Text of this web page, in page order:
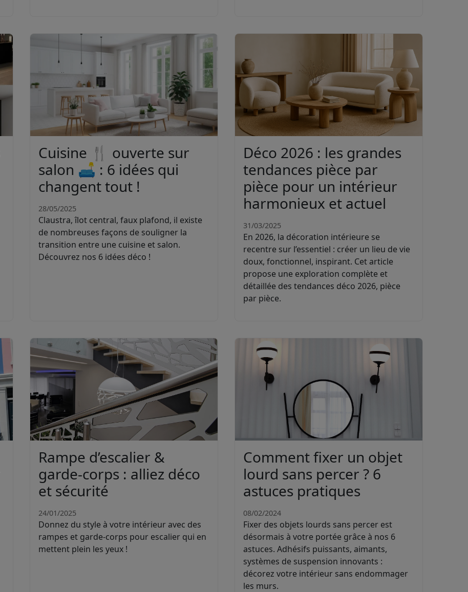
Cuisine 🍴 ouverte sur
salon 🛋️ : 6 idées qui
changent tout !
28/05/2025
Claustra, îlot central, faux plafond, il existe
de nombreuses façons de souligner la
transition entre une cuisine et salon.
Découvrez nos 6 idées déco !
Déco 2026 : les grandes
tendances pièce par
pièce pour un intérieur
harmonieux et actuel
31/03/2025
En 2026, la décoration intérieure se
recentre sur l’essentiel : créer un lieu de vie
doux, fonctionnel, inspirant. Cet article
propose une exploration complète et
détaillée des tendances déco 2026, pièce
par pièce.
Rampe d’escalier &
garde-corps : alliez déco
et sécurité
24/01/2025
Donnez du style à votre intérieur avec des
rampes et garde-corps pour escalier qui en
mettent plein les yeux !
Comment fixer un objet
lourd sans percer ? 6
astuces pratiques
08/02/2024
Fixer des objets lourds sans percer est
désormais à votre portée grâce à nos 6
astuces. Adhésifs puissants, aimants,
systèmes de suspension innovants :
décorez votre intérieur sans endommager
les murs.